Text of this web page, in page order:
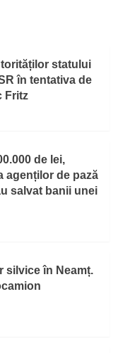
statului
în tentativa de
Fritz
de lei,
agenților de pază
salvat banii unei
silvice în Neamț.